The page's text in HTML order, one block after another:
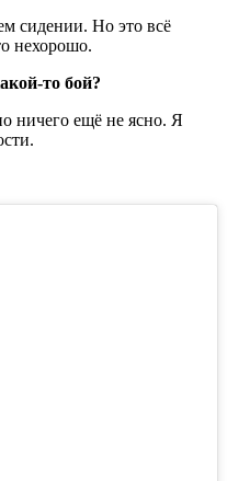
сидении. Но это всё
нехорошо.
то бой?
ничего ещё не ясно. Я